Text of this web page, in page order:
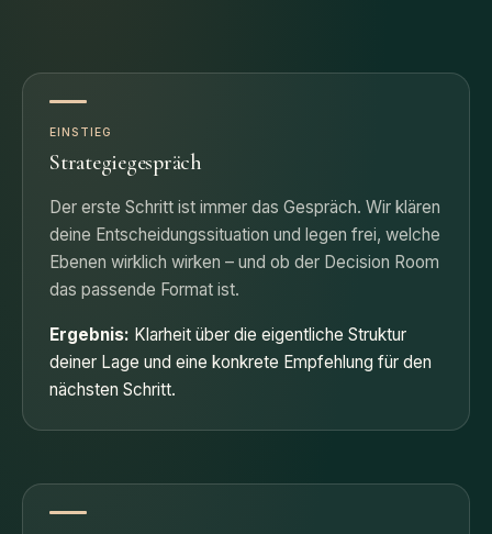
EINSTIEG
Strategiegespräch
Der erste Schritt ist immer das Gespräch. Wir klären
deine Entscheidungssituation und legen frei, welche
Ebenen wirklich wirken – und ob der Decision Room
das passende Format ist.
Ergebnis: Klarheit über die eigentliche Struktur
deiner Lage und eine konkrete Empfehlung für den
nächsten Schritt.